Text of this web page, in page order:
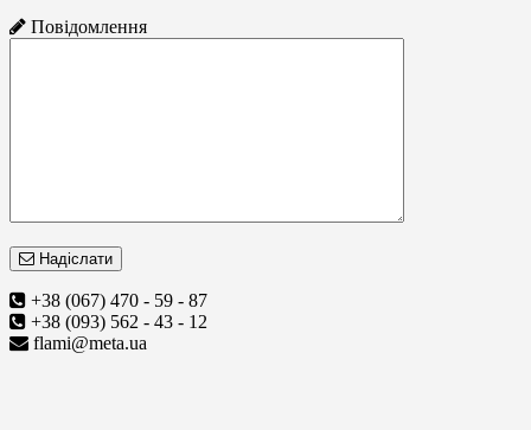
Повідомлення
Надіслати
+38 (067) 470 - 59 - 87
+38 (093) 562 - 43 - 12
flami@meta.ua